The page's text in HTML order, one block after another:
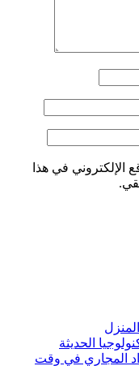
الإلكتروني في هذا
الحديثة
المجاري في وقت